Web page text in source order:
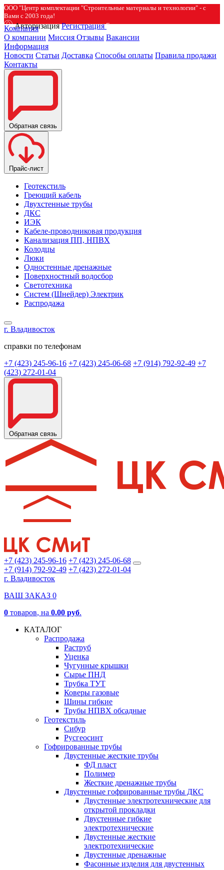
ООО "Центр комплектации "Строительные материалы и технологии" - с
Вами с 2003 года!
Авторизация Регистрация
Компания
О компании Миссия Отзывы Вакансии
Информация
Новости Статьи Доставка Способы оплаты Правила продажи
Контакты
Обратная связь
Прайс-лист
Геотекстиль
Греющий кабель
Двухстенные трубы
ДКС
ИЭК
Кабеле-проводниковая продукция
Канализация ПП, НПВХ
Колодцы
Люки
Одностенные дренажные
Поверхностный водосбор
Светотехника
Систем (Шнейдер) Электрик
Распродажа
г. Владивосток
справки по телефонам
+7 (423) 245-96-16 +7 (423) 245-06-68 +7 (914) 792-92-49 +7
(423) 272-01-04
Обратная связь
+7 (423) 245-96-16 +7 (423) 245-06-68
+7 (914) 792-92-49 +7 (423) 272-01-04
г. Владивосток
ВАШ ЗАКАЗ 0
0 товаров, на 0.00 руб.
КАТАЛОГ
Распродажа
Раструб
Уценка
Чугунные крышки
Сырье ПНД
Трубка ТУТ
Коверы газовые
Шины гибкие
Трубы НПВХ обсадные
Геотекстиль
Сибур
Русгеосинт
Гофрированные трубы
Двустенные жесткие трубы
ФД пласт
Полимер
Жесткие дренажные трубы
Двустенные гофрированные трубы ДКС
Двустенные электротехнические для
открытой прокладки
Двустенные гибкие
электротехнические
Двустенные жесткие
электротехнические
Двустенные дренажные
Фасонные изделия для двустенных